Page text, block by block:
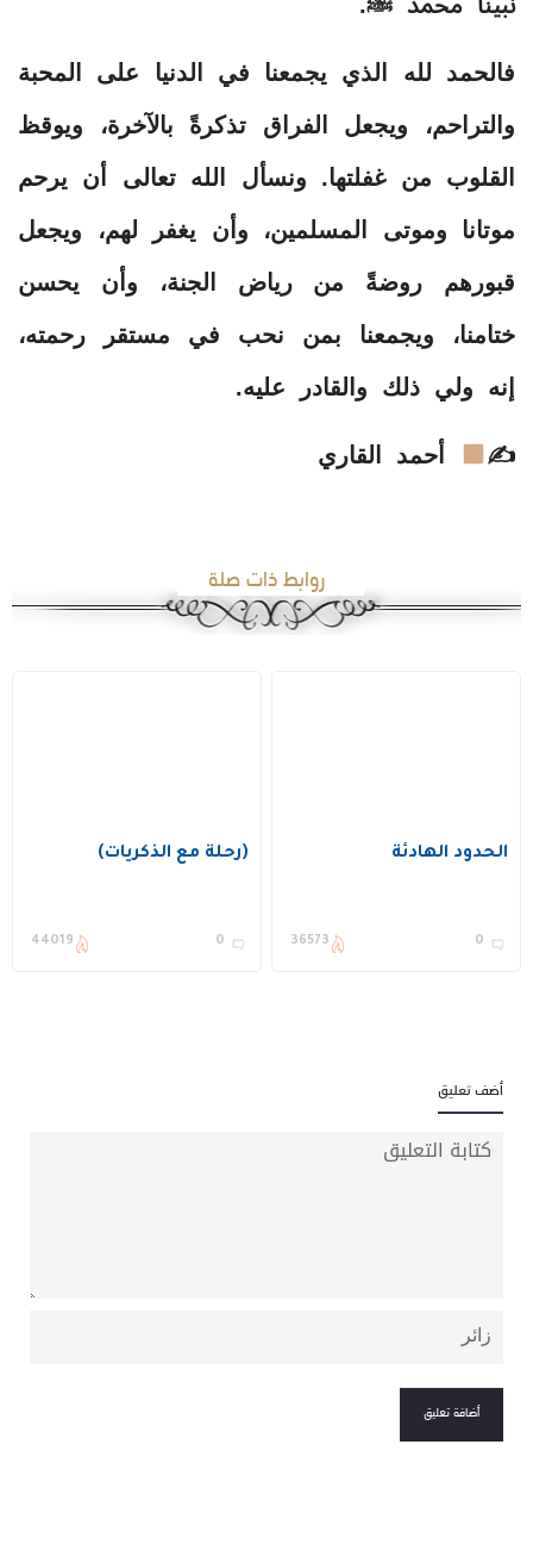
فالحمد لله الذي يجمعنا في الدنيا على المحبة
والتراحم، ويجعل الفراق تذكرةً بالآخرة، ويوقظ
القلوب من غفلتها. ونسأل الله تعالى أن يرحم
موتانا وموتى المسلمين، وأن يغفر لهم، ويجعل
قبورهم روضةً من رياض الجنة، وأن يحسن
ختامنا، ويجمعنا بمن نحب في مستقر رحمته،
إنه ولي ذلك والقادر عليه.
✍ أحمد القاري
روابط ذات صلة
الحدود الهادئة
0
36573
(رحلة مع الذكريات)
0
44019
أضف تعليق